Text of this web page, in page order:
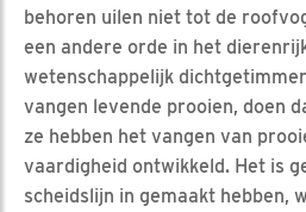
behoren uilen niet tot de
een andere orde in het
wetenschappelijk
vangen levende prooien, doen
ze hebben het vangen van
vaardigheid ontwikkeld. Het is
scheidslijn in gemaakt hebben,